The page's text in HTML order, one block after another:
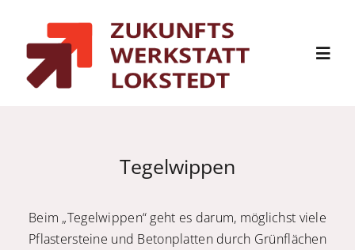
springen
Projekte
Tegelwippen
Beim „Tegelwippen“ geht es darum, möglichst viele
Pflastersteine und Betonplatten durch Grünflächen